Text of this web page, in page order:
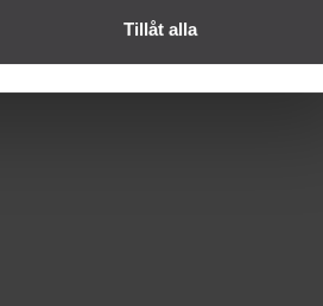
Tillåt alla